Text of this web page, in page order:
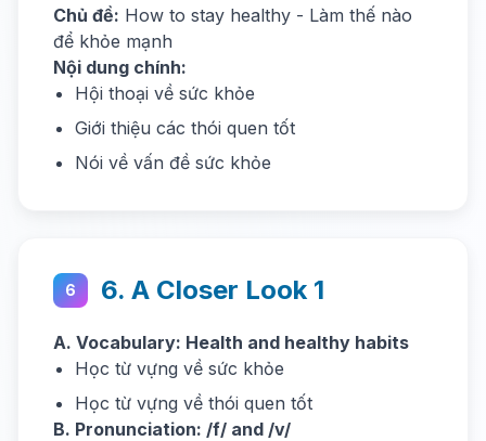
Chủ đề: How to stay healthy - Làm thế nào
để khỏe mạnh
Nội dung chính:
Hội thoại về sức khỏe
Giới thiệu các thói quen tốt
Nói về vấn đề sức khỏe
6 6. A Closer Look 1
A. Vocabulary: Health and healthy habits
Học từ vựng về sức khỏe
Học từ vựng về thói quen tốt
B. Pronunciation: /f/ and /v/